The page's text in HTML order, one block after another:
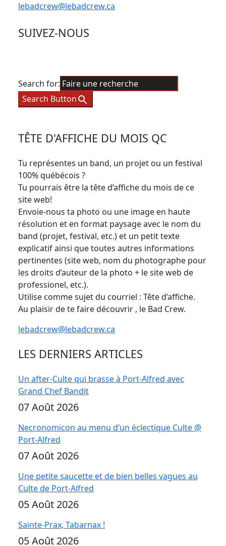
lebadcrew@lebadcrew.ca
SUIVEZ-NOUS
Search for:
Search Button
TÊTE D'AFFICHE DU MOIS QC
Tu représentes un band, un projet ou un festival
100% québécois ?
Tu pourrais être la tête d’affiche du mois de ce
site web!
Envoie-nous ta photo ou une image en haute
résolution et en format paysage avec le nom du
band (projet, festival, etc.) et un petit texte
explicatif ainsi que toutes autres informations
pertinentes (site web, nom du photographe pour
les droits d’auteur de la photo + le site web de
professionel, etc.).
Utilise comme sujet du courriel : Tête d’affiche.
Au plaisir de te faire découvrir , le Bad Crew.
lebadcrew@lebadcrew.ca
LES DERNIERS ARTICLES
Un after-Culte qui brasse à Port-Alfred avec
Grand Chef Bandit
07 Août 2026
Necronomicon au menu d’un éclectique Culte @
Port-Alfred
07 Août 2026
Une petite saucette et de bien belles vagues au
Culte de Port-Alfred
05 Août 2026
Sainte-Prax, Tabarnax !
05 Août 2026